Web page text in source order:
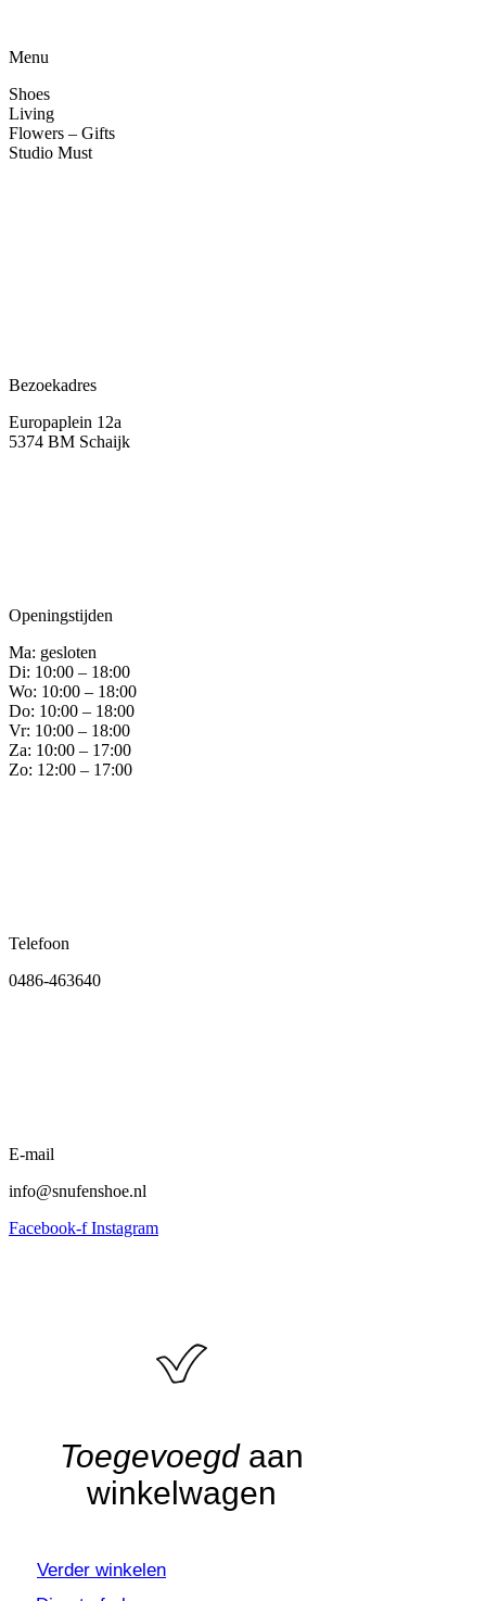
Menu
Shoes
Living
Flowers – Gifts
Studio Must
Bezoekadres
Europaplein 12a
5374 BM Schaijk
Openingstijden
Ma: gesloten
Di: 10:00 – 18:00
Wo: 10:00 – 18:00
Do: 10:00 – 18:00
Vr: 10:00 – 18:00
Za: 10:00 – 17:00
Zo: 12:00 – 17:00
Telefoon
0486-463640
E-mail
info@snufenshoe.nl
Facebook-f Instagram
Toegevoegdaan
winkelwagen
Verder winkelen